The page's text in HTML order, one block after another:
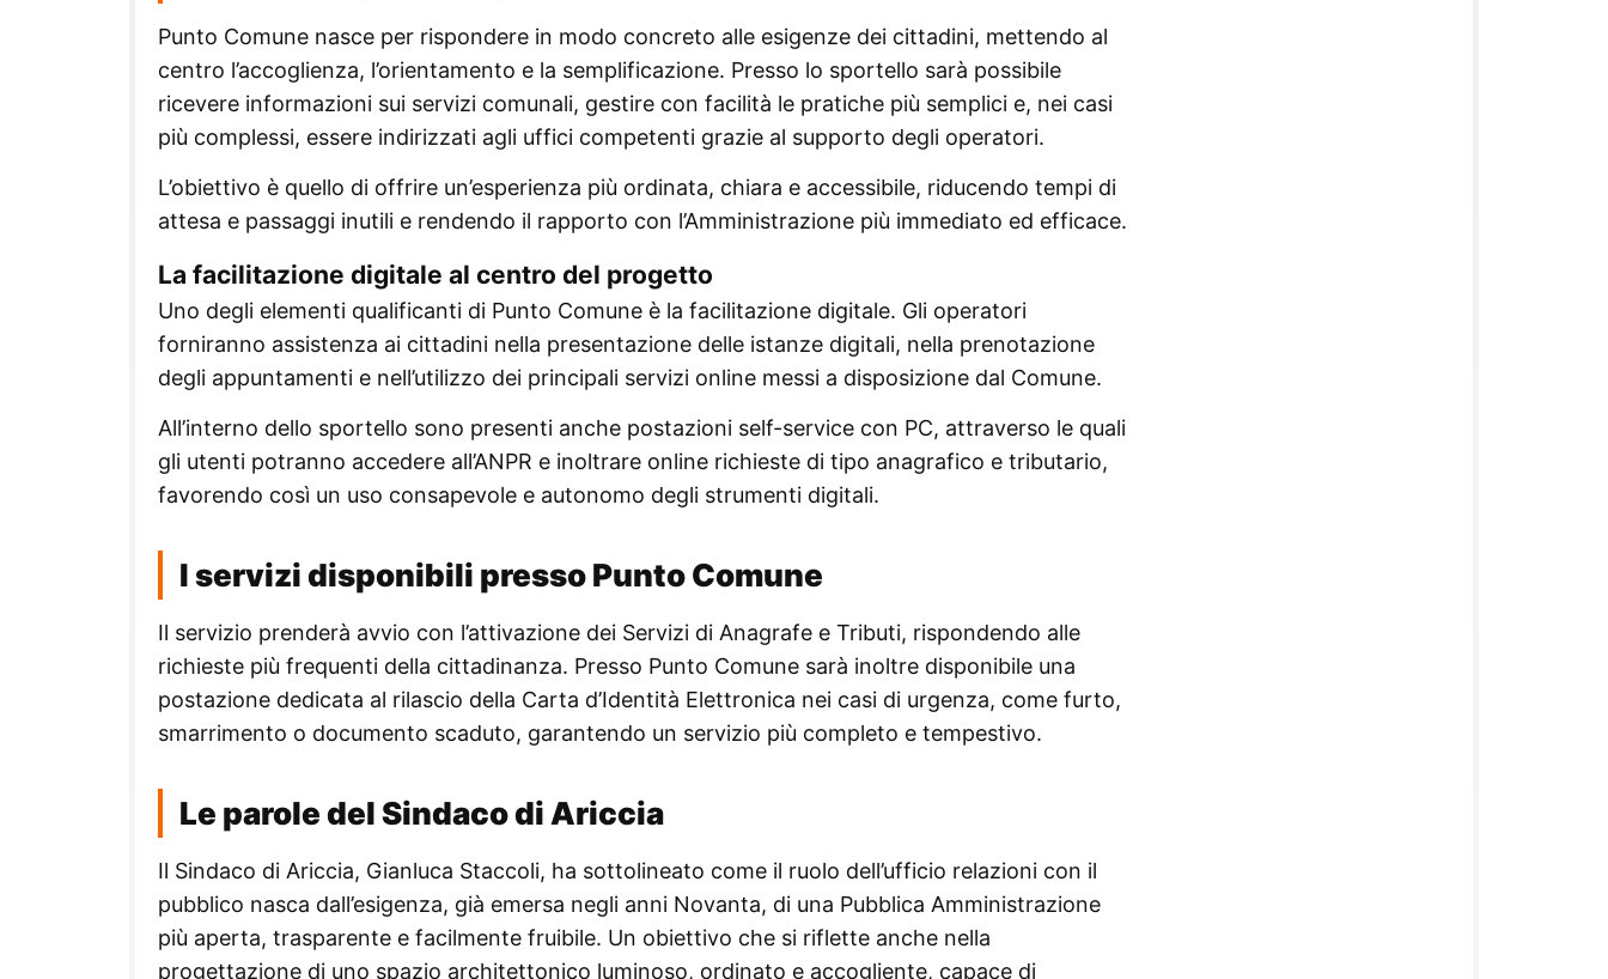
Punto Comune nasce per rispondere in modo concreto alle esigenze dei cittadini, mettendo al
centro l’accoglienza, l’orientamento e la semplificazione. Presso lo sportello sarà possibile
ricevere informazioni sui servizi comunali, gestire con facilità le pratiche più semplici e, nei casi
più complessi, essere indirizzati agli uffici competenti grazie al supporto degli operatori.
L’obiettivo è quello di offrire un’esperienza più ordinata, chiara e accessibile, riducendo tempi di
attesa e passaggi inutili e rendendo il rapporto con l’Amministrazione più immediato ed efficace.
La facilitazione digitale al centro del progetto
Uno degli elementi qualificanti di Punto Comune è la facilitazione digitale. Gli operatori
forniranno assistenza ai cittadini nella presentazione delle istanze digitali, nella prenotazione
degli appuntamenti e nell’utilizzo dei principali servizi online messi a disposizione dal Comune.
All’interno dello sportello sono presenti anche postazioni self-service con PC, attraverso le quali
gli utenti potranno accedere all’ANPR e inoltrare online richieste di tipo anagrafico e tributario,
favorendo così un uso consapevole e autonomo degli strumenti digitali.
I servizi disponibili presso Punto Comune
Il servizio prenderà avvio con l’attivazione dei Servizi di Anagrafe e Tributi, rispondendo alle
richieste più frequenti della cittadinanza. Presso Punto Comune sarà inoltre disponibile una
postazione dedicata al rilascio della Carta d’Identità Elettronica nei casi di urgenza, come furto,
smarrimento o documento scaduto, garantendo un servizio più completo e tempestivo.
Le parole del Sindaco di Ariccia
Il Sindaco di Ariccia, Gianluca Staccoli, ha sottolineato come il ruolo dell’ufficio relazioni con il
pubblico nasca dall’esigenza, già emersa negli anni Novanta, di una Pubblica Amministrazione
più aperta, trasparente e facilmente fruibile. Un obiettivo che si riflette anche nella
progettazione di uno spazio architettonico luminoso, ordinato e accogliente, capace di